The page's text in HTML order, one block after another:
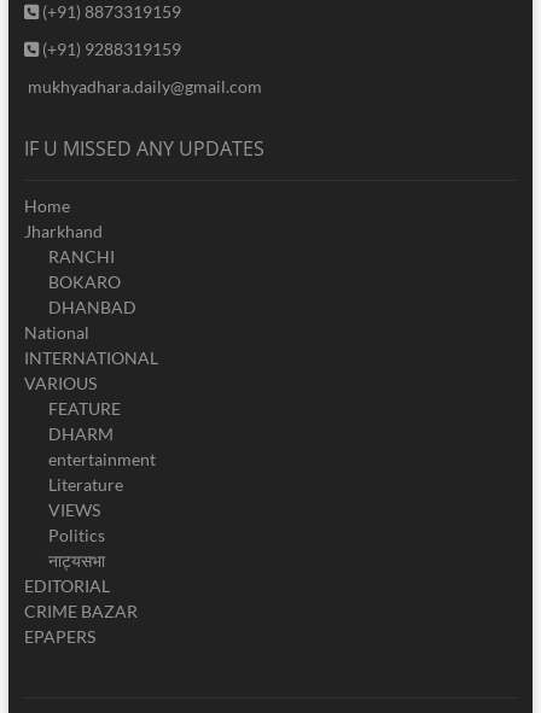
(+91) 8873319159
(+91) 9288319159
mukhyadhara.daily@gmail.com
IF U MISSED ANY UPDATES
Home
Jharkhand
RANCHI
BOKARO
DHANBAD
National
INTERNATIONAL
VARIOUS
FEATURE
DHARM
entertainment
Literature
VIEWS
Politics
नाट्यसभा
EDITORIAL
CRIME BAZAR
EPAPERS